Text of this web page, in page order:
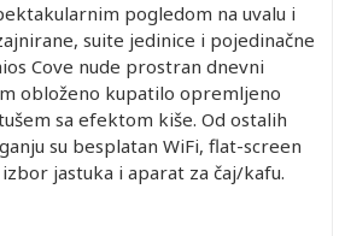
pogledom na uvalu i
suite jedinice i pojedinačne
Cove nude prostran dnevni
obloženo kupatilo opremljeno
sa efektom kiše. Od ostalih
su besplatan WiFi, flat-screen
jastuka i aparat za čaj/kafu.
4-
Drugo
dete 2-
4.99
god.
(Prvo
dete 2-
4.99)
1,215.00
1,215.00
1,016.00
935.00
Drugo
dete 4-
12.99
god.
(Prvo
dete 2-
3.99)
1,215.00
1,215.00
1,016.00
935.00
Drugo
dete 4-
12.99
god.
(Prvo
dete 4-
1,215.00
1,215.00
1,016.00